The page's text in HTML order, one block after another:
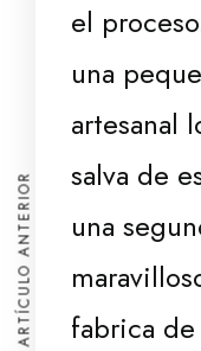
el
una
artesanal
salva de
una
fabrica
ARTÍCULO ANTERIOR